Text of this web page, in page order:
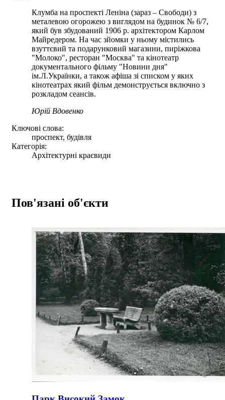
Клумба на проспекті Леніна (зараз – Свободи) з
металевою огорожею з виглядом на будинок № 6/7,
який був збудований 1906 р. архітектором Карлом
Майредером. На час зйомки у ньому містились
взуттєвий та подарунковий магазини, пиріжкова
"Молоко", ресторан "Москва" та кінотеатр
документального фільму "Новини дня"
ім.Л.Українки, а також афіша зі списком у яких
кінотеатрах який фільм демонструється включно з
розкладом сеансів.
Юрій Вдовенко
Ключові слова:
проспект, будівля
Категорія:
Архітектурні краєвиди
Пов'язані об'єкти